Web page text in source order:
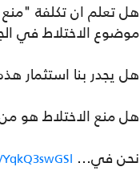
هل تعلم ان تكلفة
موضوع الاختلاط في
هل يجدر بنا استثمار
هل منع الاختلاط هو
نحن في…